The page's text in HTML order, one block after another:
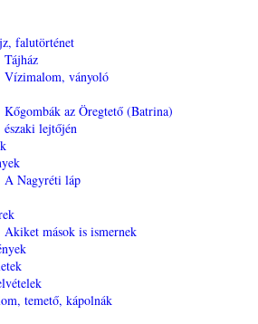
falutörténet
Tájház
Vízimalom, ványoló
Kőgombák az Öregtető (Batrina)
északi lejtőjén
A Nagyréti láp
Akiket mások is ismernek
temető, kápolnák